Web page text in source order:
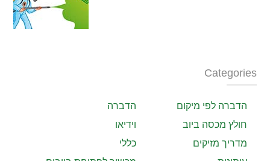
Categories
הדברה
הדברה לפי מיקום
וידיאו
חולץ מכסה ביוב
כללי
מדריך מזיקים